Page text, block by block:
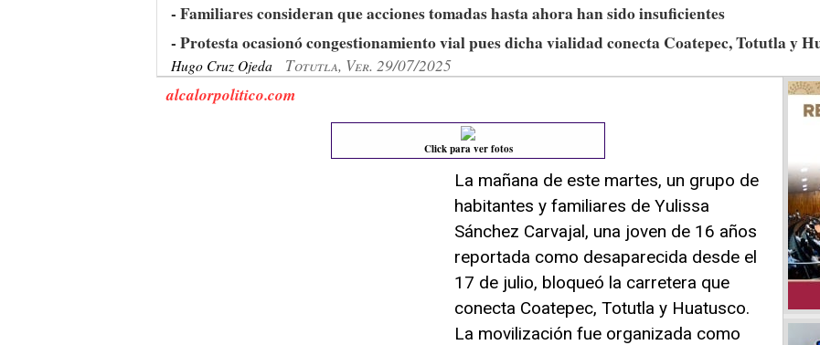
- Familiares consideran que acciones tomadas hasta ahora han sido insuficientes
- Protesta ocasionó congestionamiento vial pues dicha vialidad conecta Coatepec, Totutla y
Hugo Cruz Ojeda Totutla, Ver. 29/07/2025
alcalorpolitico.com
Click para ver fotos
La mañana de este martes, un grupo de
habitantes y familiares de Yulissa
Sánchez Carvajal, una joven de 16 años
reportada como desaparecida desde el
17 de julio, bloqueó la carretera que
conecta Coatepec, Totutla y Huatusco.
La movilización fue organizada como